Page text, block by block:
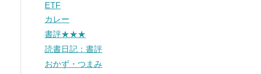
ETF
カレー
書評★★★
読書日記：書評
おかず・つまみ